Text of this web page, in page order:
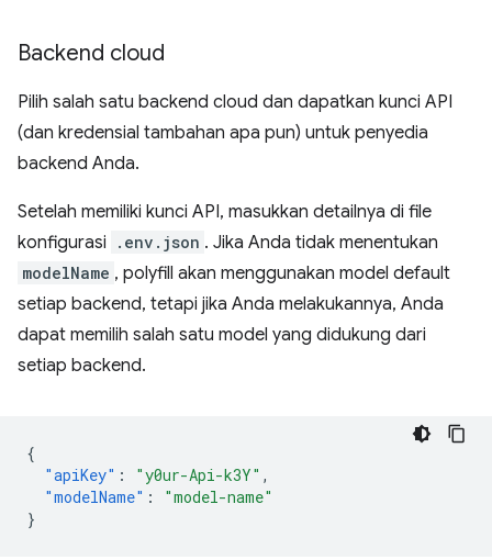
Backend cloud
Pilih salah satu backend cloud dan dapatkan kunci API
(dan kredensial tambahan apa pun) untuk penyedia
backend Anda.
Setelah memiliki kunci API, masukkan detailnya di file
konfigurasi
.env.json . Jika Anda tidak menentukan
modelName , polyfill akan menggunakan model default
setiap backend, tetapi jika Anda melakukannya, Anda
dapat memilih salah satu model yang didukung dari
setiap backend.
{
"apiKey" : "y0ur-Api-k3Y" ,
"modelName" :
"model-name"
}